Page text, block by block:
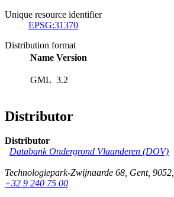
Unique resource identifier
EPSG:31370
Distribution format
Name Version
GML 3.2
Distributor
Distributor
Databank Ondergrond Vlaanderen (DOV)
Technologiepark-Zwijnaarde 68, Gent, 9052,
+32 9 240 75 00